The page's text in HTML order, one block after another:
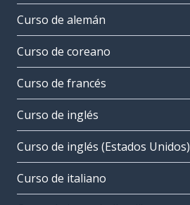
Curso de alemán
Curso de coreano
Curso de francés
Curso de inglés
Curso de inglés (Estados Unidos)
Curso de italiano